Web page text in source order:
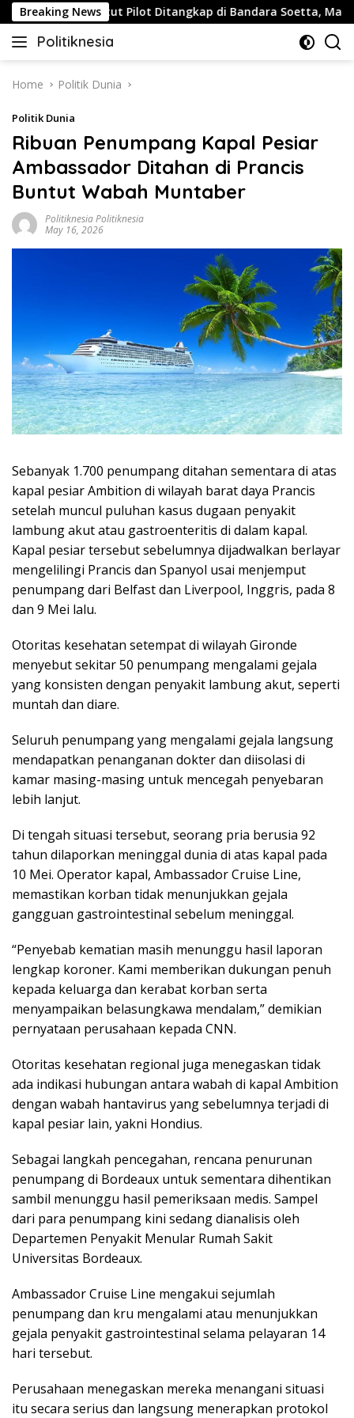
Skip
to
content
Breaking News
Buntut Pilot Ditangkap di Bandara Soetta, Malaysia
Politiknesia
Politiknesia.com
Home Politik Dunia
Politik Dunia
Ribuan Penumpang Kapal Pesiar
Ambassador Ditahan di Prancis
Buntut Wabah Muntaber
Politiknesia Politiknesia
May 16, 2026
Sebanyak 1.700 penumpang ditahan sementara di atas
kapal pesiar Ambition di wilayah barat daya Prancis
setelah muncul puluhan kasus dugaan penyakit
lambung akut atau gastroenteritis di dalam kapal.
Kapal pesiar tersebut sebelumnya dijadwalkan berlayar
mengelilingi Prancis dan Spanyol usai menjemput
penumpang dari Belfast dan Liverpool, Inggris, pada 8
dan 9 Mei lalu.
Otoritas kesehatan setempat di wilayah Gironde
menyebut sekitar 50 penumpang mengalami gejala
yang konsisten dengan penyakit lambung akut, seperti
muntah dan diare.
Seluruh penumpang yang mengalami gejala langsung
mendapatkan penanganan dokter dan diisolasi di
kamar masing-masing untuk mencegah penyebaran
lebih lanjut.
Di tengah situasi tersebut, seorang pria berusia 92
tahun dilaporkan meninggal dunia di atas kapal pada
10 Mei. Operator kapal, Ambassador Cruise Line,
memastikan korban tidak menunjukkan gejala
gangguan gastrointestinal sebelum meninggal.
“Penyebab kematian masih menunggu hasil laporan
lengkap koroner. Kami memberikan dukungan penuh
kepada keluarga dan kerabat korban serta
menyampaikan belasungkawa mendalam,” demikian
pernyataan perusahaan kepada CNN.
Otoritas kesehatan regional juga menegaskan tidak
ada indikasi hubungan antara wabah di kapal Ambition
dengan wabah hantavirus yang sebelumnya terjadi di
kapal pesiar lain, yakni Hondius.
Sebagai langkah pencegahan, rencana penurunan
penumpang di Bordeaux untuk sementara dihentikan
sambil menunggu hasil pemeriksaan medis. Sampel
dari para penumpang kini sedang dianalisis oleh
Departemen Penyakit Menular Rumah Sakit
Universitas Bordeaux.
Ambassador Cruise Line mengakui sejumlah
penumpang dan kru mengalami atau menunjukkan
gejala penyakit gastrointestinal selama pelayaran 14
hari tersebut.
Perusahaan menegaskan mereka menangani situasi
itu secara serius dan langsung menerapkan protokol